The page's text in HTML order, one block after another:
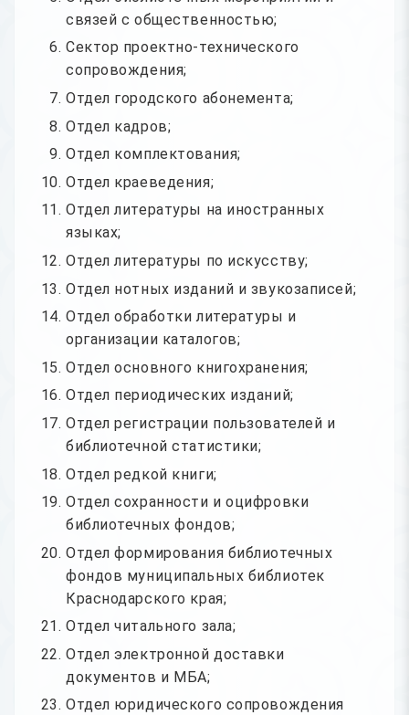
связей с общественностью;
Сектор проектно-технического
сопровождения;
Отдел городского абонемента;
Отдел кадров;
Отдел комплектования;
Отдел краеведения;
Отдел литературы на иностранных
языках;
Отдел литературы по искусству;
Отдел нотных изданий и звукозаписей;
Отдел обработки литературы и
организации каталогов;
Отдел основного книгохранения;
Отдел периодических изданий;
Отдел регистрации пользователей и
библиотечной статистики;
Отдел редкой книги;
Отдел сохранности и оцифровки
библиотечных фондов;
Отдел формирования библиотечных
фондов муниципальных библиотек
Краснодарского края;
Отдел читального зала;
Отдел электронной доставки
документов и МБА;
Отдел юридического сопровождения